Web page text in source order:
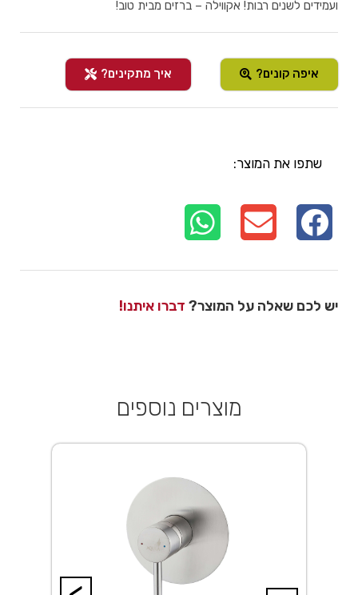
ועמידים לשנים רבות! אקווילה – ברזים מבית טוב!
איפה קונים? איך מתקינים?
שתפו את המוצר:
יש לכם שאלה על המוצר? דברו איתנו!
מוצרים נוספים